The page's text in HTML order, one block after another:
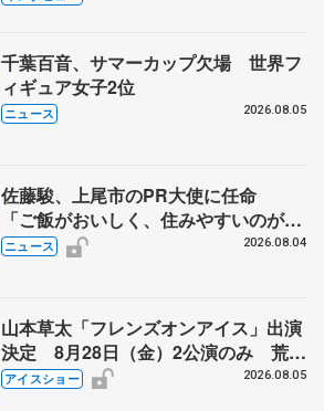
千葉百音、サマーカップ欠場 世界フ
ィギュア女子2位
ニュース 2026.08.05
佐藤駿、上尾市のPR大使に任命
「ご飯がおいしく、住みやすいのが魅
力」
ニュース 2026.08.04
山本草太「フレンズオンアイス」出演
決定 8月28日（金）2公演のみ 荒川
静香さんプロデュース、20周年のアイ
アイスショー 2026.08.05